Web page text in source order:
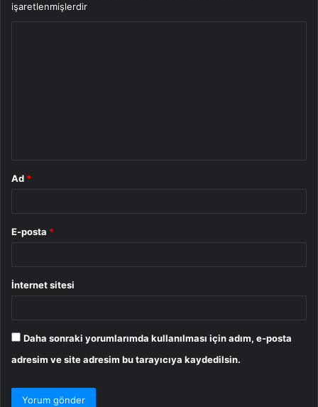
işaretlenmişlerdir
Ad *
E-posta *
İnternet sitesi
Daha sonraki yorumlarımda kullanılması için adım, e-posta
adresim ve site adresim bu tarayıcıya kaydedilsin.